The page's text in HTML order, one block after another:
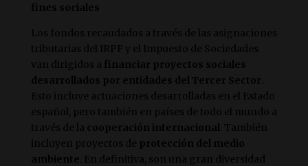
fines sociales
Los fondos recaudados a través de las asignaciones
tributarias del IRPF y el Impuesto de Sociedades
van dirigidos a financiar proyectos sociales
desarrollados por entidades del Tercer Sector
Esto incluye actuaciones desarrolladas en el Estado
español, pero también en países de todo el mundo a
través de la cooperación internacional
. También
incluyen proyectos de protección del medio
ambiente . En definitiva, son una gran diversidad